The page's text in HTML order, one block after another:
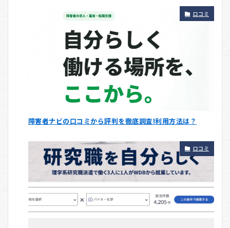
口コミ
障害者ナビの口コミから評判を徹底調査!利用方法は？
口コミ